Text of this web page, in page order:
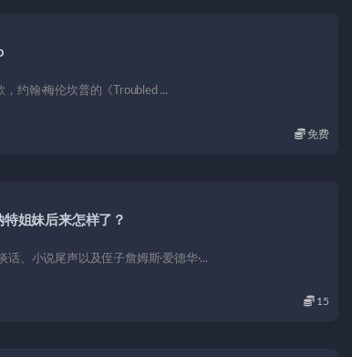
约翰·梅伦坎普的《Troubled ...
免费
特姐妹后来怎样了？
、小说尾声以及侄子詹姆斯·爱德华·...
15